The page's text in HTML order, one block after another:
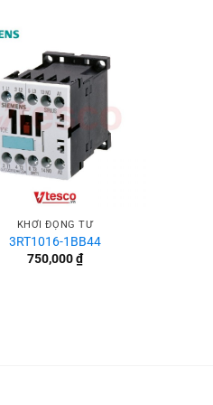
KHỞI ĐỘNG TỪ
3RT1016-1BB44
750,000₫